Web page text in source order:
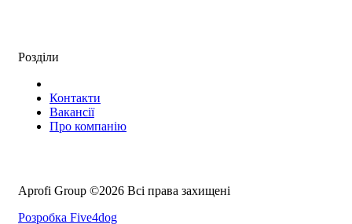
Розділи
Контакти
Вакансії
Про компанію
Aprofi Group ©2026 Всі права захищені
Розробка Five4dog